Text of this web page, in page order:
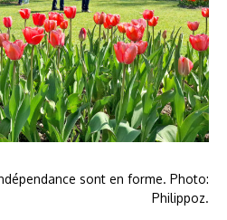
sont en forme. Photo:
Philippoz.